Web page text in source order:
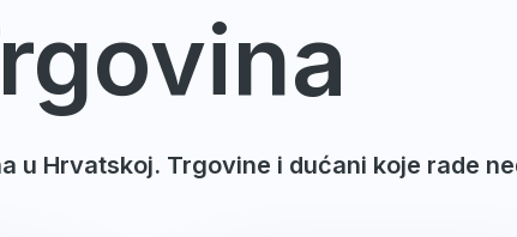
u Hrvatskoj. Trgovine i dućani koje rade